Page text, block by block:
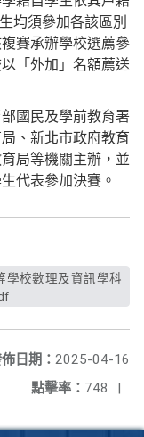
均須參加各該區別
賽承辦學校選薦參
「外加」名額薦送
國民及學前教育署
、新北市政府教育
局等機關主辦，並
代表參加決賽。
日期： 2025-04-16
點擊率： 748 |